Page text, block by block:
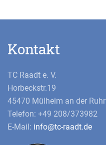
Kontakt
TC Raadt e. V.
Horbeckstr.19
45470 Mülheim an der Ruhr
Telefon: +49 208/373982
E-Mail: info@tc-raadt.de